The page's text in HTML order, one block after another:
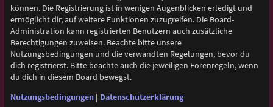
können. Die Registrierung ist in wenigen Augenblicken erledigt und
ermöglicht dir, auf weitere Funktionen zuzugreifen. Die Board-
Administration kann registrierten Benutzern auch zusätzliche
Berechtigungen zuweisen. Beachte bitte unsere
Nutzungsbedingungen und die verwandten Regelungen, bevor du
dich registrierst. Bitte beachte auch die jeweiligen Forenregeln, wenn
du dich in diesem Board bewegst.
Nutzungsbedingungen| Datenschutzerklärung